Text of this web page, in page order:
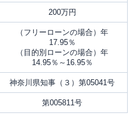
200万円
（フリーローンの場合）年
17.95％
（目的別ローンの場合）年
14.95％～16.95％
神奈川県知事（３）第05041号
第005811号